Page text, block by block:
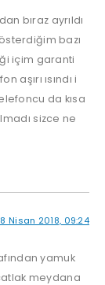
bıraz ayrıldı
bazı
içim garanti
aşırı ısındı i
da kısa
sizce ne
Nisan 2018, 09:24
yamuk
meydana